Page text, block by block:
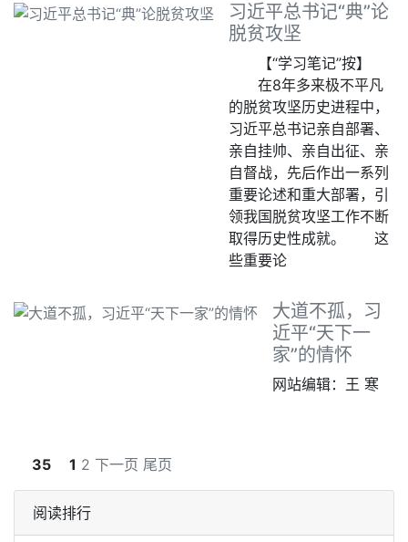
习近平总书记“典”论
脱贫攻坚
【“学习笔记”按】
在8年多来极不平凡
的脱贫攻坚历史进程中，
习近平总书记亲自部署、
亲自挂帅、亲自出征、亲
自督战，先后作出一系列
重要论述和重大部署，引
领我国脱贫攻坚工作不断
取得历史性成就。 这
些重要论
大道不孤，习
近平“天下一
家”的情怀
网站编辑：王 寒
35 1 2 下一页 尾页
阅读排行